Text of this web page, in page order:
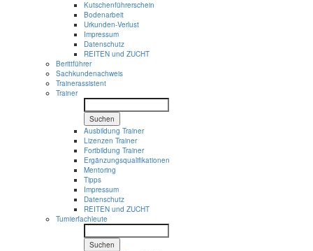
Kutschenführerschein
Bodenarbeit
Urkunden-Verlust
Impressum
Datenschutz
REITEN und ZUCHT
Berittführer
Sachkundenachweis
Trainerassistent
Trainer
Suchen
Ausbildung Trainer
Lizenzen Trainer
Fortbildung Trainer
Ergänzungsqualifikationen
Mentoring
Tipps
Impressum
Datenschutz
REITEN und ZUCHT
Turnierfachleute
Suchen